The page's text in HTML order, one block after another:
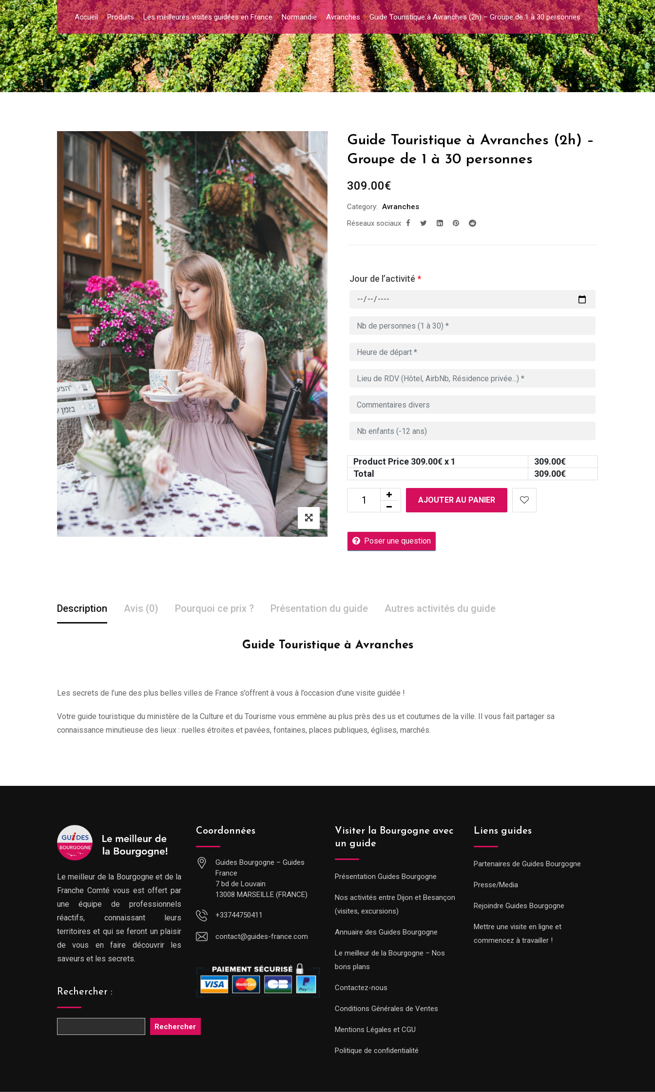
Accueil Produits Les meilleures visites guidées en France Normandie Avranches Guide Touristique à Avranches (2h) – Groupe de 1 à 30 personnes
Guide Touristique à Avranches (2h) –
Groupe de 1 à 30 personnes
309.00€
Category: Avranches
Réseaux sociaux
Jour de l’activité *
Product Price 309.00€ x 1 309.00€
Total
309.00€
AJOUTER AU PANIER
Poser une question
Description Avis (0) Pourquoi ce prix ? Présentation du guide Autres activités du guide
Guide Touristique à Avranches
Les secrets de l’une des plus belles villes de France s’offrent à vous à l’occasion d’une visite guidée !
Votre guide touristique du ministère de la Culture et du Tourisme vous emmène au plus près des us et coutumes de la ville. Il vous fait partager sa
connaissance minutieuse des lieux : ruelles étroites et pavées, fontaines, places publiques, églises, marchés.
Le meilleur de la Bourgogne et de la
Franche Comté vous est offert par
une équipe de professionnels
réactifs, connaissant leurs
territoires et qui se feront un plaisir
de vous en faire découvrir les
saveurs et les secrets.
Rechercher :
Rechercher
Coordonnées
Guides Bourgogne – Guides
France
7 bd de Louvain
13008 MARSEILLE (FRANCE)
+33744750411
contact@guides-france.com
Visiter la Bourgogne avec
un guide
Présentation Guides Bourgogne
Nos activités entre Dijon et Besançon
(visites, excursions)
Annuaire des Guides Bourgogne
Le meilleur de la Bourgogne – Nos
bons plans
Contactez-nous
Conditions Générales de Ventes
Mentions Légales et CGU
Politique de confidentialité
Liens guides
Partenaires de Guides Bourgogne
Presse/Media
Rejoindre Guides Bourgogne
Mettre une visite en ligne et
commencez à travailler !